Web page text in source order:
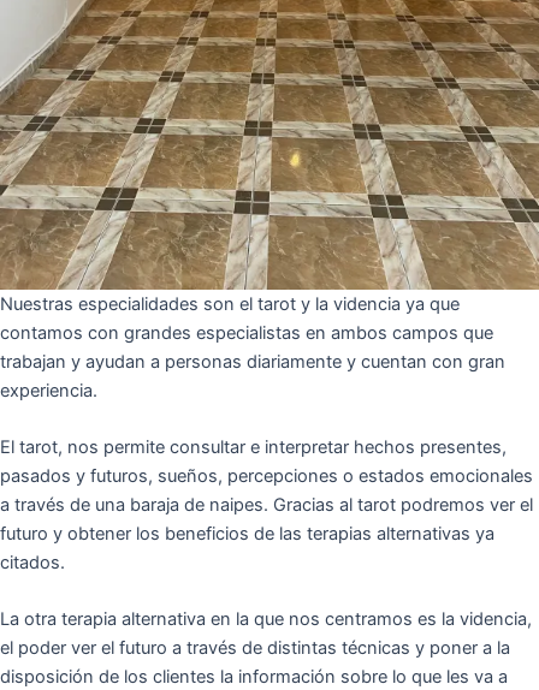
Nuestras especialidades son el tarot y la videncia ya que
contamos con grandes especialistas en ambos campos que
trabajan y ayudan a personas diariamente y cuentan con gran
experiencia.
El tarot, nos permite consultar e interpretar hechos presentes,
pasados y futuros, sueños, percepciones o estados emocionales
a través de una baraja de naipes. Gracias al tarot podremos ver el
futuro y obtener los beneficios de las terapias alternativas ya
citados.
La otra terapia alternativa en la que nos centramos es la videncia,
el poder ver el futuro a través de distintas técnicas y poner a la
disposición de los clientes la información sobre lo que les va a